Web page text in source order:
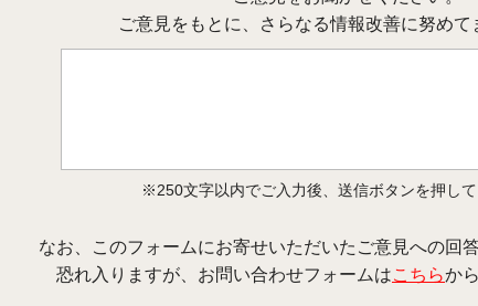
ご意見をもとに、さらなる情報改善に努めて
※250文字以内でご入力後、送信ボタンを押して
なお、このフォームにお寄せいただいたご意見への回
恐れ入りますが、お問い合わせフォームはこちらか